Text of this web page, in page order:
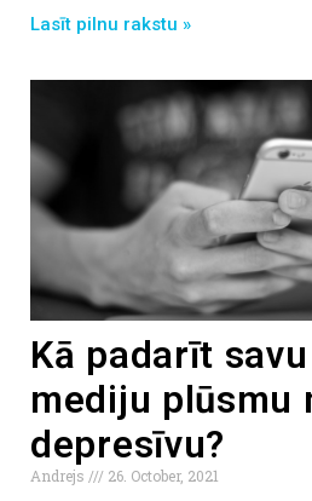
Lasīt pilnu rakstu »
Kā padarīt
mediju plūsmu
depresīvu?
Andrejs
26. October, 2021